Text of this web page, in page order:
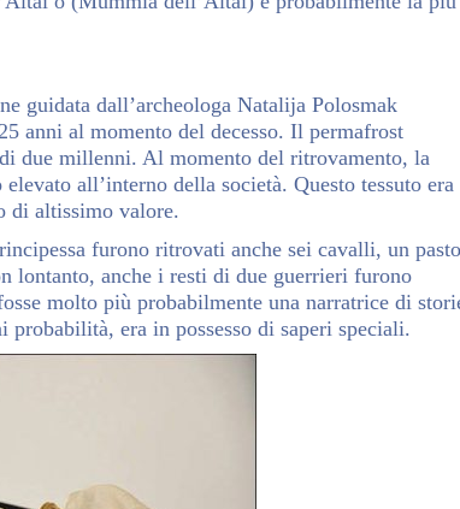
guidata dall’archeologa Natalija Polosmak
anni al momento del decesso. Il permafrost
due millenni. Al momento del ritrovamento, la
all’interno della società. Questo tessuto era
di altissimo valore.
furono ritrovati anche sei cavalli, un pasto
lontanto, anche i resti di due guerrieri furono
molto più probabilmente una narratrice di
probabilità, era in possesso di saperi speciali.